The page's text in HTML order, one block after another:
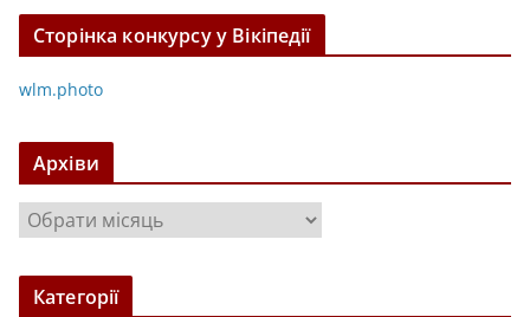
Сторінка конкурсу у Вікіпедії
wlm.photo
Архіви
х
Категорії